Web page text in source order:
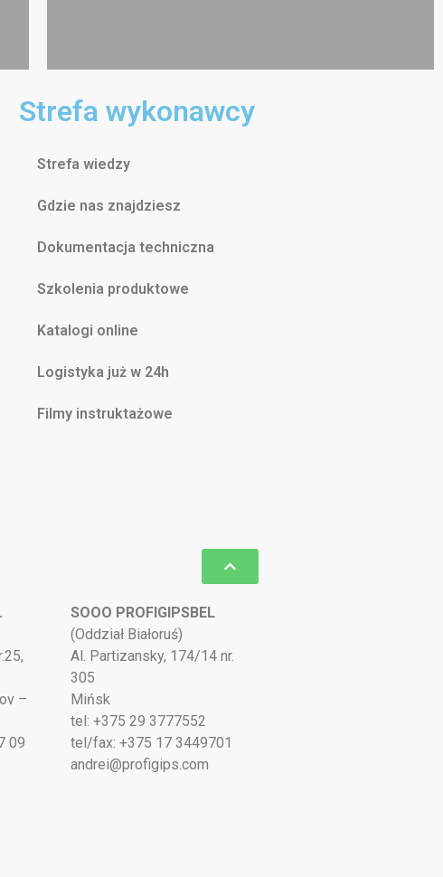
Strefa wykonawcy
Strefa wiedzy
Gdzie nas znajdziesz
Dokumentacja techniczna
Szkolenia produktowe
Katalogi online
Logistyka już w 24h
Filmy instruktażowe
–
09
SOOO PROFIGIPSBEL
(Oddział Białoruś)
Al. Partizansky, 174/14 nr.
305
Mińsk
tel: +375 29 3777552
tel/fax: +375 17 3449701
andrei@profigips.com